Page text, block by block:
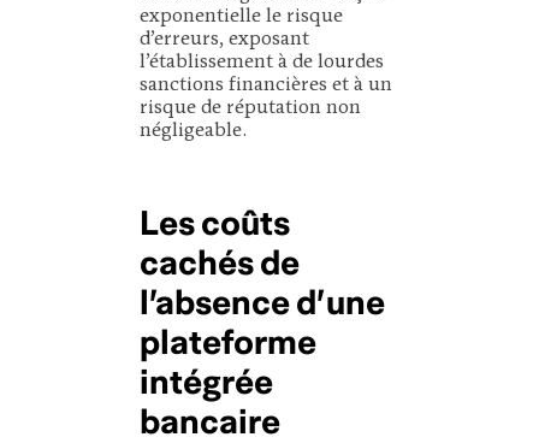
exponentielle le risque
d’erreurs, exposant
l’établissement à de lourdes
sanctions financières et à un
risque de réputation non
négligeable.
Les coûts
cachés de
l’absence d’une
plateforme
intégrée
bancaire